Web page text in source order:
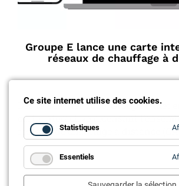
Groupe E lance une carte
réseaux de chauffage à
Dès le 2 février 2026, Groupe E met
carte interactive recensant
réseaux de chauffage à distance
Ce site internet utilise des cookies.
Statistiques
Essentiels